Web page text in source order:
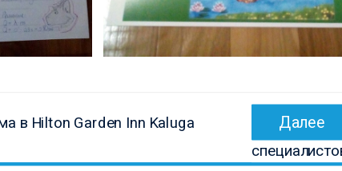
в Hilton Garden Inn Kaluga Далее